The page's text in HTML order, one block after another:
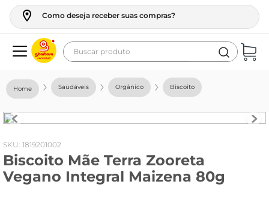
Como deseja receber suas compras?
Buscar produto
Saudáveis Orgânico Biscoito
: 1819201002
Biscoito Mãe Terra Zooreta
Vegano Integral Maizena 80g
geladeira
fogao
café
cerveja